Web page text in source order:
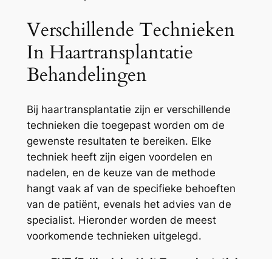
Verschillende Technieken
In Haartransplantatie
Behandelingen
Bij haartransplantatie zijn er verschillende
technieken die toegepast worden om de
gewenste resultaten te bereiken. Elke
techniek heeft zijn eigen voordelen en
nadelen, en de keuze van de methode
hangt vaak af van de specifieke behoeften
van de patiënt, evenals het advies van de
specialist. Hieronder worden de meest
voorkomende technieken uitgelegd.